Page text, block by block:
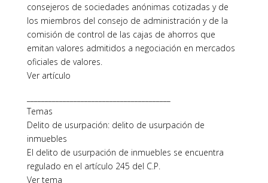
consejeros de sociedades anónimas cotizadas y de
los miembros del consejo de administración y de la
comisión de control de las cajas de ahorros que
emitan valores admitidos a negociación en mercados
oficiales de valores.
Ver artículo
Temas
Delito de usurpación: delito de usurpación de
inmuebles
El delito de usurpación de inmuebles se encuentra
regulado en el artículo 245 del C.P.
Ver tema